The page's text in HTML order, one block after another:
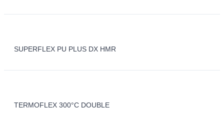
SUPERFLEX PU PLUS DX HMR
TERMOFLEX 300°C DOUBLE